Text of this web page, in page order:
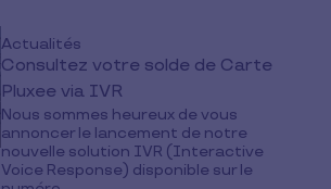
Actualités
Consultez votre solde de Carte
Pluxee via IVR
Nous sommes heureux de vous
annoncer le lancement de notre
nouvelle solution IVR (Interactive
Voice Response) disponible sur le